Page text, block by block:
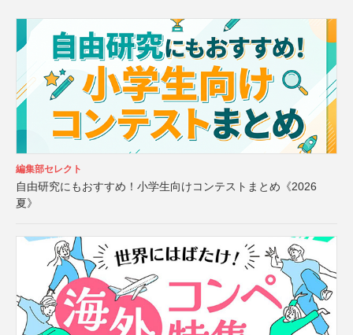
編集部セレクト
自由研究にもおすすめ！小学生向けコンテストまとめ《2026
夏》